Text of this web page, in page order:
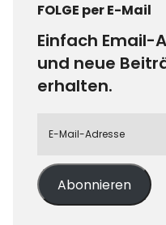
FOLGE per E-Mail
Einfach Email-
und neue
erhalten.
Abonnieren